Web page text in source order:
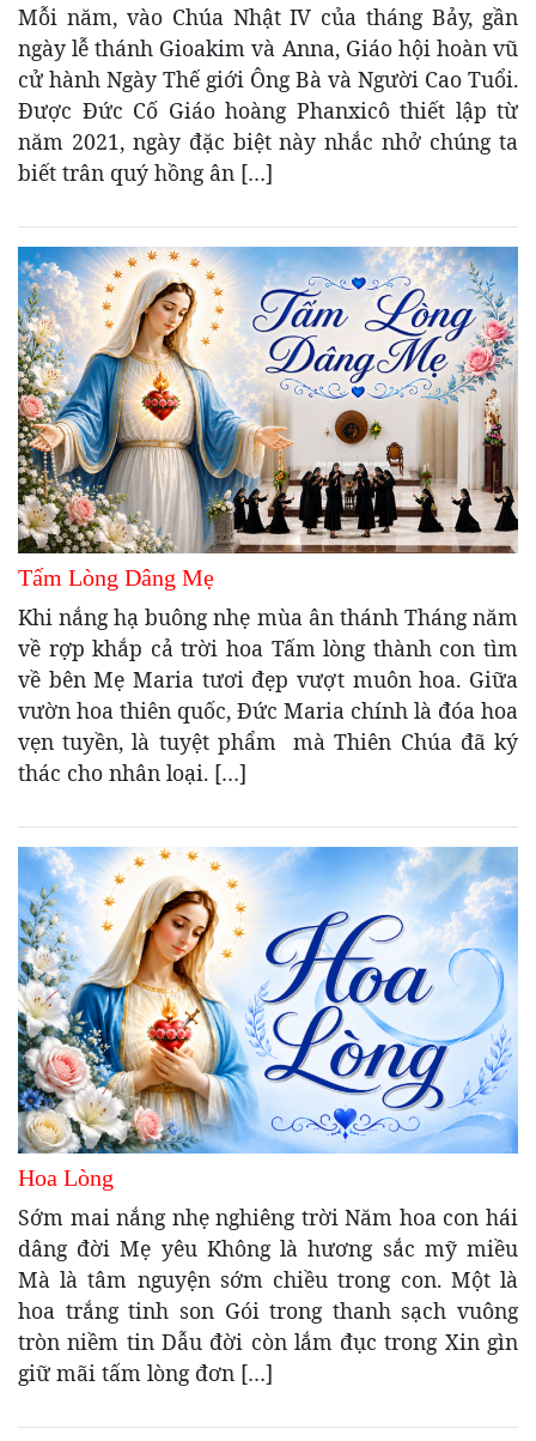
Mỗi năm, vào Chúa Nhật IV của tháng Bảy, gần
ngày lễ thánh Gioakim và Anna, Giáo hội hoàn vũ
cử hành Ngày Thế giới Ông Bà và Người Cao Tuổi.
Được Đức Cố Giáo hoàng Phanxicô thiết lập từ
năm 2021, ngày đặc biệt này nhắc nhở chúng ta
biết trân quý hồng ân […]
Tấm Lòng Dâng Mẹ
Khi nắng hạ buông nhẹ mùa ân thánh Tháng năm
về rợp khắp cả trời hoa Tấm lòng thành con tìm
về bên Mẹ Maria tươi đẹp vượt muôn hoa. Giữa
vườn hoa thiên quốc, Đức Maria chính là đóa hoa
vẹn tuyền, là tuyệt phẩm mà Thiên Chúa đã ký
thác cho nhân loại. […]
Hoa Lòng
Sớm mai nắng nhẹ nghiêng trời Năm hoa con hái
dâng đời Mẹ yêu Không là hương sắc mỹ miều
Mà là tâm nguyện sớm chiều trong con. Một là
hoa trắng tinh son Gói trong thanh sạch vuông
tròn niềm tin Dẫu đời còn lắm đục trong Xin gìn
giữ mãi tấm lòng đơn […]